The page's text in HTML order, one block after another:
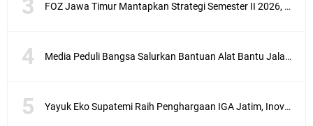
FOZ Jawa Timur Mantapkan Strategi Semester II 2026, Fokus pada Penguatan SDM Amil dan Kolaborasi BerdampakNarasi
Media Peduli Bangsa Salurkan Bantuan Alat Bantu Jalan untuk Lansia
Yayuk Eko Supatemi Raih Penghargaan IGA Jatim, Inovasi Wayang Kulit untuk Anak Berkebutuhan Khusus